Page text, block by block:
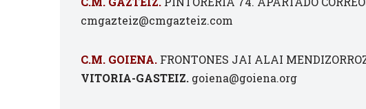
cmgazteiz@cmgazteiz.com
C.M. GOIENA. FRONTONES JAI ALAI
VITORIA-GASTEIZ. goiena@goiena.org